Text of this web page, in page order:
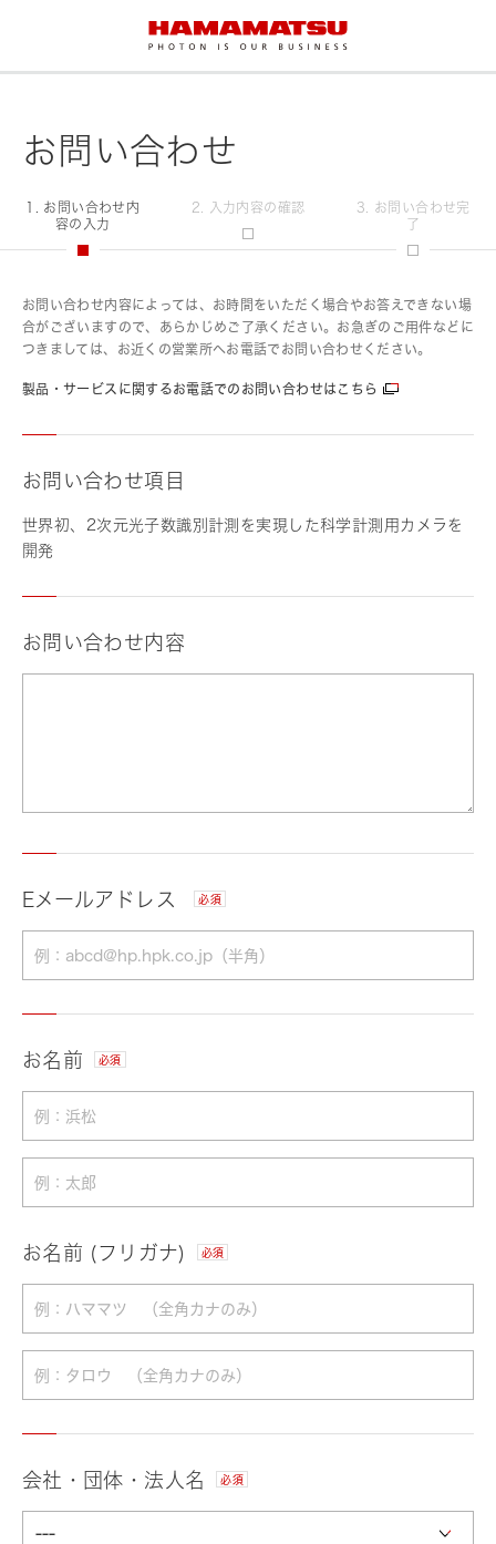
お問い合わせ
1. お問い合わせ内
容の入力
2. 入力内容の確認
3. お問い合わせ完
了
お問い合わせ内容によっては、お時間をいただく場合やお答えできない場
合がございますので、あらかじめご了承ください。お急ぎのご用件などに
つきましては、お近くの営業所へお電話でお問い合わせください。
製品・サービスに関するお電話でのお問い合わせはこちら
お問い合わせ項目
世界初、2次元光子数識別計測を実現した科学計測用カメラを
開発
お問い合わせ内容
Eメールアドレス 必須
お名前 必須
お名前 (フリガナ) 必須
会社・団体・法人名 必須